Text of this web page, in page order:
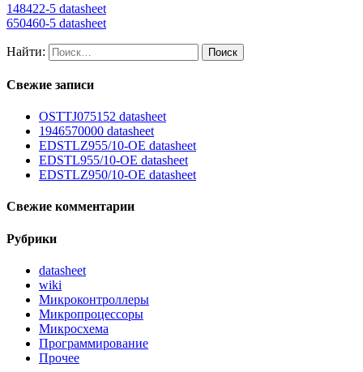
148422-5 datasheet
650460-5 datasheet
Найти:
Свежие записи
OSTTJ075152 datasheet
1946570000 datasheet
EDSTLZ955/10-OE datasheet
EDSTL955/10-OE datasheet
EDSTLZ950/10-OE datasheet
Свежие комментарии
Рубрики
datasheet
wiki
Микроконтроллеры
Микропроцессоры
Микросхема
Программирование
Прочее